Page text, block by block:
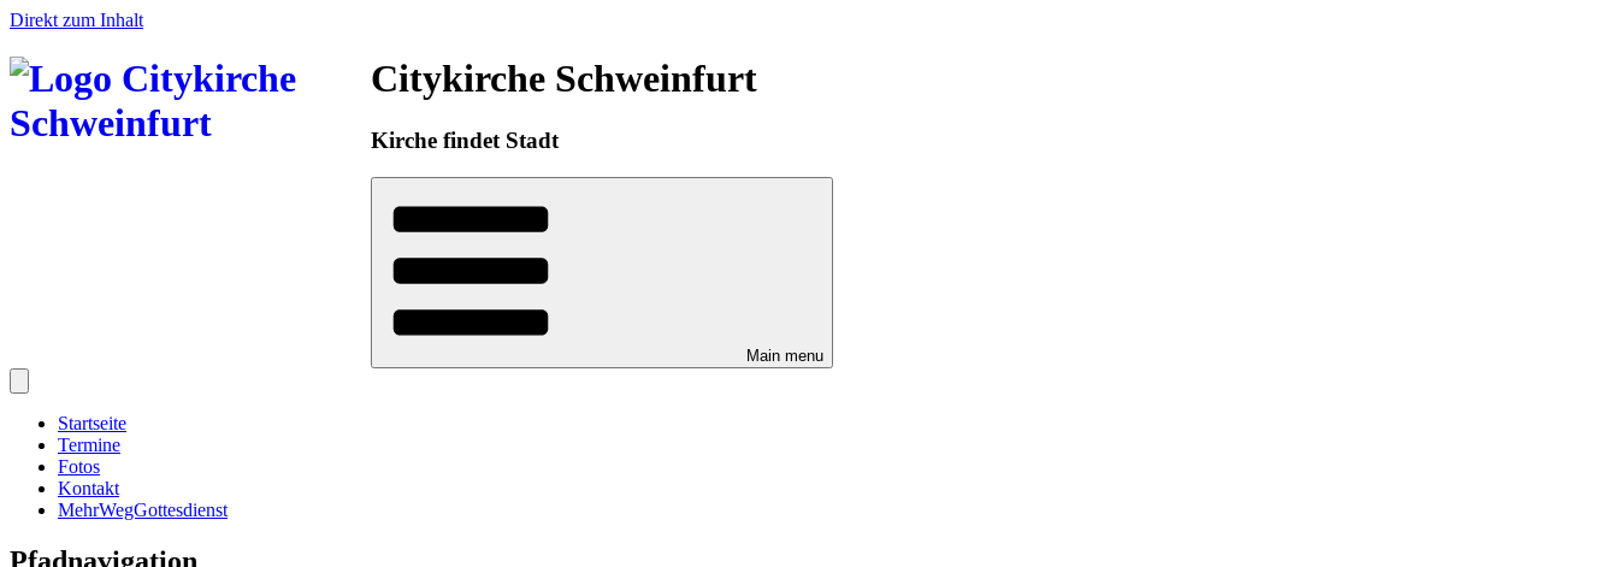
Direkt zum Inhalt
Citykirche Schweinfurt
Kirche findet Stadt
Main menu
Startseite
Termine
Fotos
Kontakt
MehrWegGottesdienst
Pfadnavigation